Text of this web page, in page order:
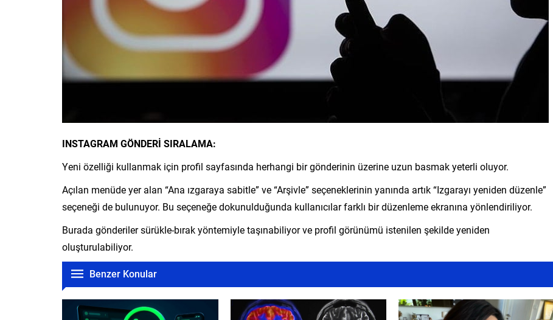
INSTAGRAM GÖNDERİ SIRALAMA:
Yeni özelliği kullanmak için profil sayfasında herhangi bir gönderinin üzerine uzun basmak yeterli oluyor.
Açılan menüde yer alan “Ana ızgaraya sabitle” ve “Arşivle” seçeneklerinin yanında artık “Izgarayı yeniden düzenle”
seçeneği de bulunuyor. Bu seçeneğe dokunulduğunda kullanıcılar farklı bir düzenleme ekranına yönlendiriliyor.
Burada gönderiler sürükle-bırak yöntemiyle taşınabiliyor ve profil görünümü istenilen şekilde yeniden
oluşturulabiliyor.
Benzer Konular